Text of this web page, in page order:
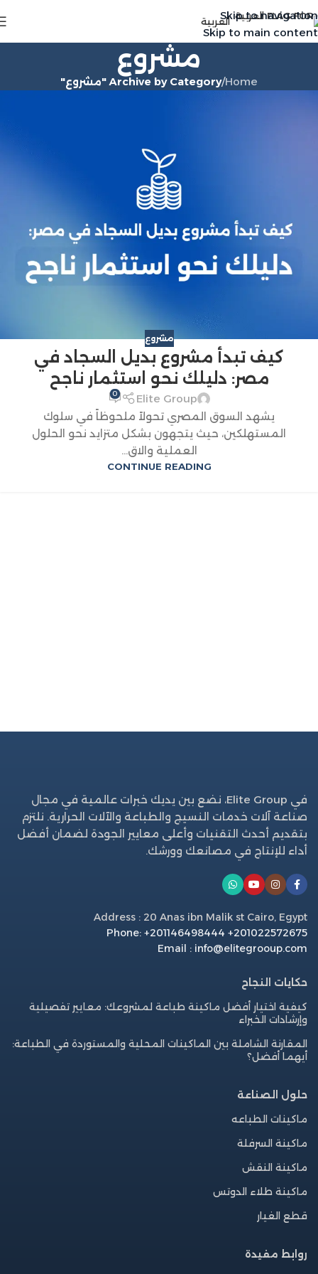
Skip to navigation
Skip to main content
العربية
مشروع
Home
/Archive by Category "مشروع"
مشروع
كيف تبدأ مشروع بديل السجاد في
مصر: دليلك نحو استثمار ناجح
Elite Group
0
يشهد السوق المصري تحولاً ملحوظاً في سلوك
المستهلكين، حيث يتجهون بشكل متزايد نحو الحلول
العملية والاق...
CONTINUE READING
في Elite Group، نضع بين يديك خبرات عالمية في مجال
صناعة آلات خدمات النسيج والطباعة والآلات الحرارية. نلتزم
بتقديم أحدث التقنيات وأعلى معايير الجودة لضمان أفضل
أداء للإنتاج في مصانعك وورشك.
Address : 20 Anas ibn Malik st Cairo, Egypt
Phone: +201146498444 +201022572675
Email : info@elitegrooup.com
حكايات النجاح
كيفية اختيار أفضل ماكينة طباعة لمشروعك: معايير تفصيلية
وإرشادات الخبراء
المقارنة الشاملة بين الماكينات المحلية والمستوردة في الطباعة:
أيهما أفضل؟
حلول الصناعة
ماكينات الطباعه
ماكينة السرفلة
ماكينة النقش
ماكينة طلاء الدوتس
قطع الغيار
روابط مفيدة